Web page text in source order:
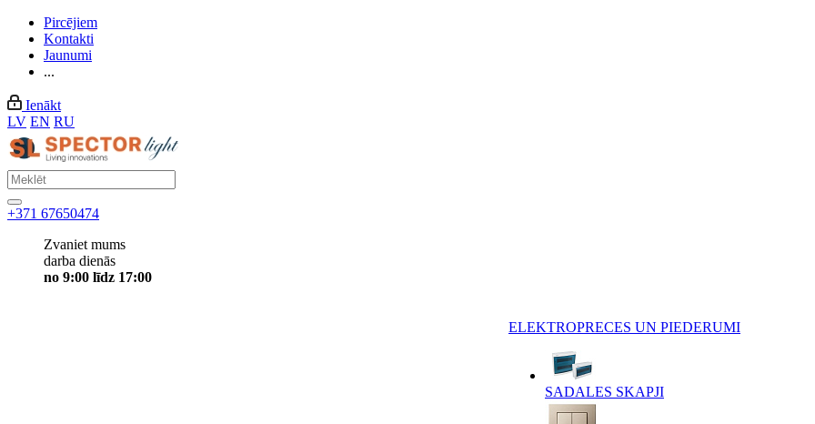
Pircējiem
Kontakti
Jaunumi
...
Ienākt
LV EN RU
+371 67650474
Zvaniet mums
darba dienās
no 9:00 līdz 17:00
ELEKTROPRECES UN PIEDERUMI
SADALES SKAPJI